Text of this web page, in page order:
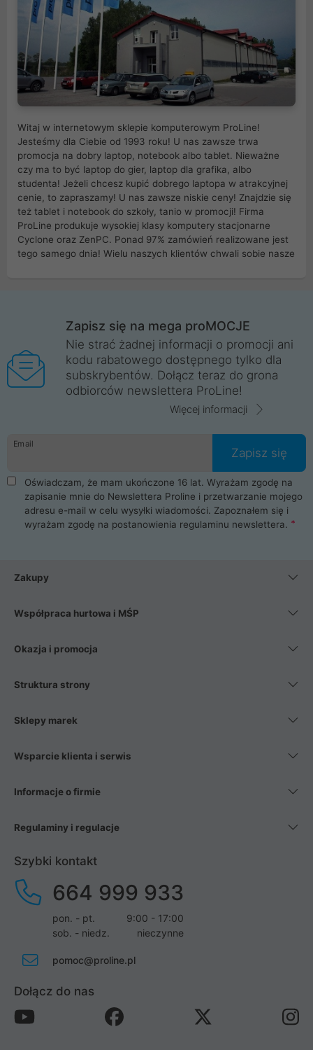
Witaj w internetowym sklepie komputerowym ProLine!
Jesteśmy dla Ciebie od 1993 roku! U nas zawsze trwa
promocja na dobry laptop, notebook albo tablet. Nieważne
czy ma to być laptop do gier, laptop dla grafika, albo
studenta! Jeżeli chcesz kupić dobrego laptopa w atrakcyjnej
cenie, to zapraszamy! U nas zawsze niskie ceny! Znajdzie się
też tablet i notebook do szkoły, tanio w promocji! Firma
ProLine produkuje wysokiej klasy komputery stacjonarne
Cyclone oraz ZenPC. Ponad 97% zamówień realizowane jest
tego samego dnia! Wielu naszych klientów chwali sobie nasze
Wrocław, Poznań, Legnica, Katowice, Gliwice, Kalisz, Bytom,
Trzebnica, Opole. Szybka i profesjonalna obsługa!
ProLine to polska firma ze 100% polskim kapitałem. Działamy
legalnie i płacimy podatki w naszym kraju! Posiadamy siedzibę
główną w Mirkowie oraz salony na terenie kraju. Cała
komunikacja ze sklepem komputerowym ProLine jest
danych osobowych. Dlatego zakup notebooka albo laptopa w
ProLine to czysta przyjemność i pełne bezpieczeństwo.
Zaopatrzysz się u nas w akcesoria i części komputerowe
takie jak procesory, karty graficzne, płyty główne, pamięci,
dyski SSD, M.2 oraz HDD. Nasi pracownicy pomogą Ci wybrać
najlepszy zasilacz komputerowy oraz obudowę do komputera.
Poza komputerami mamy również najlepsze na rynku
Smartfony takich producentów jak Xiaomi, Apple, Samsung i
wentylatory. Na koniec mając już to wszystko, możesz
Zapisz się na mega proMOCJE
Nie strać żadnej informacji o promocji ani
kodu rabatowego dostępnego tylko dla
subskrybentów. Dołącz teraz do grona
odbiorców newslettera ProLine!
Więcej informacji
Email
Zapisz się
Oświadczam, że mam ukończone 16 lat. Wyrażam zgodę na
zapisanie mnie do Newslettera Proline i przetwarzanie mojego
adresu e-mail w celu wysyłki wiadomości. Zapoznałem się i
wyrażam zgodę na postanowienia regulaminu newslettera.
Zakupy
Współpraca hurtowa i MŚP
Okazja i promocja
Struktura strony
Sklepy marek
Wsparcie klienta i serwis
Informacje o firmie
Regulaminy i regulacje
Szybki kontakt
664 999 933
pon. - pt.
9:00 - 17:00
sob. - niedz.
nieczynne
pomoc@proline.pl
Dołącz do nas